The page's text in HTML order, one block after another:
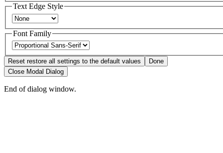
Text Edge Style
Font Family
Reset restore all settings to the default values
Done
Close Modal Dialog
End of dialog window.
20 min
4.3
(24)